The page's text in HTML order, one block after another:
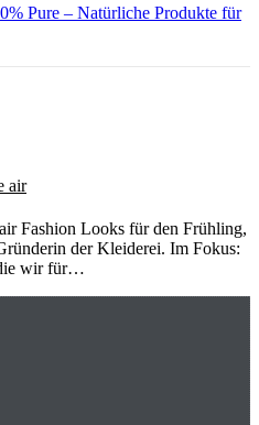
Pure – Natürliche Produkte für
air
Fashion Looks für den Frühling,
der Kleiderei. Im Fokus:
wir für…